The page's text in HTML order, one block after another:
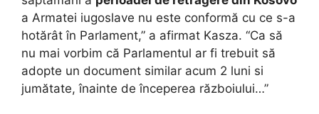
a Armatei iugoslave nu este conformă cu ce s-a
hotărât în Parlament,” a afirmat Kasza. “Ca să
nu mai vorbim că Parlamentul ar fi trebuit să
adopte un document similar acum 2 luni si
jumătate, înainte de începerea războiului…”